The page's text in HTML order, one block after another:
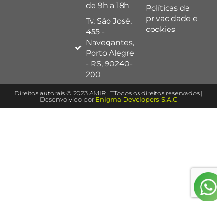
de 9h a 18h
Tv. São José,
455 -
Navegantes,
Porto Alegre
- RS, 90240-
200
Políticas de
privacidade e
cookies
Direitos autorais © 2023 AMIR | TTodos os direitos reservados |
Desenvolvido por Enigma Developers S.A.C